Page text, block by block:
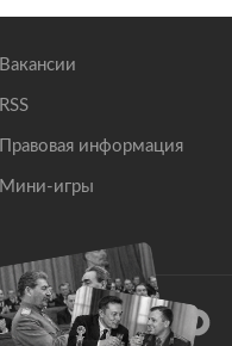
Вакансии
RSS
Правовая информация
Мини-игры